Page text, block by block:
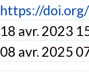
https://
18 avr. 2023
08 avr. 2025